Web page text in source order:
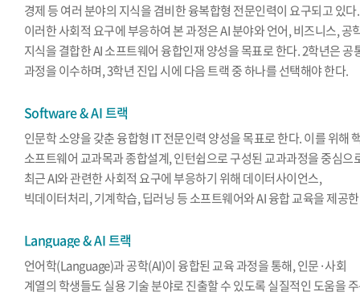
경제 등 여러 분야의 지식을 겸비한 융복합형 전문인력이 요구되고 있다.
이러한 사회적 요구에 부응하여 본 과정은 AI 분야와 언어, 비즈니스, 공
지식을 결합한 AI 소프트웨어 융합인재 양성을 목표로 한다. 2학년은 공
과정을 이수하며, 3학년 진입 시에 다음 트랙 중 하나를 선택해야 한다.
Software & AI 트랙
인문학 소양을 갖춘 융합형 IT 전문인력 양성을 목표로 한다. 이를 위해
소프트웨어 교과목과 종합설계, 인턴쉽으로 구성된 교과과정을 중심으
최근 AI와 관련한 사회적 요구에 부응하기 위해 데이터사이언스,
빅데이터처리, 기계학습, 딥러닝 등 소프트웨어와 AI 융합 교육을 제공
Language & AI 트랙
언어학(Language)과 공학(AI)이 융합된 교육 과정을 통해, 인문·사회
계열의 학생들도 실용 기술 분야로 진출할 수 있도록 실질적인 도움을